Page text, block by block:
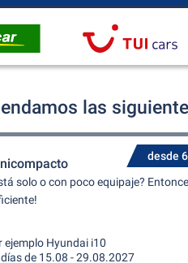
las
desde
solo o con poco equipaje?
ejemplo Hyundai i10
de 15.08 - 29.08.2027